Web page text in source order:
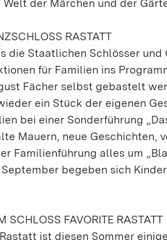
der Märchen und der
RASTATT
die Staatlichen Schlösser
für Familien ins
Fächer selbst gebastelt
ein Stück der eigenen
bei einer Sonderführung
Mauern, neue Geschichten,
Familienführung alles um
begeben sich
SCHLOSS FAVORITE RASTATT
ist diesen Sommer